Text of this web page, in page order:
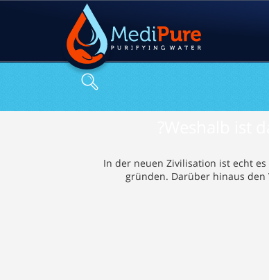
In der neuen Zivilisation ist echt
gründen. Darüber hinaus den